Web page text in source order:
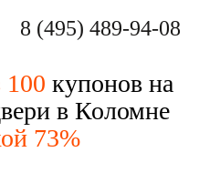
8 (495) 489-94-08
100 купонов на
в Коломне
73%